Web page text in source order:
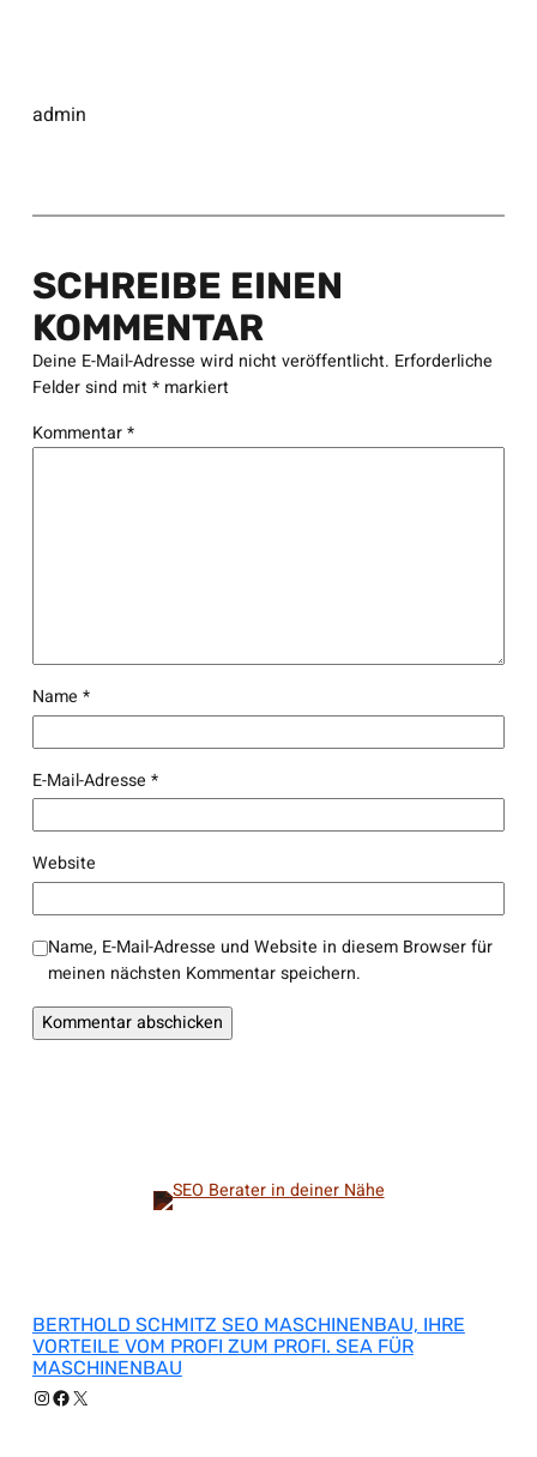
admin
SCHREIBE EINEN
KOMMENTAR
Deine E-Mail-Adresse wird nicht veröffentlicht. Erforderliche
Felder sind mit*markiert
Kommentar*
Name *
E-Mail-Adresse *
Website
Name, E-Mail-Adresse und Website in diesem Browser für
meinen nächsten Kommentar speichern.
BERTHOLD SCHMITZ SEO MASCHINENBAU, IHRE
VORTEILE VOM PROFI ZUM PROFI. SEA FÜR
MASCHINENBAU
Instagram
Facebook
X